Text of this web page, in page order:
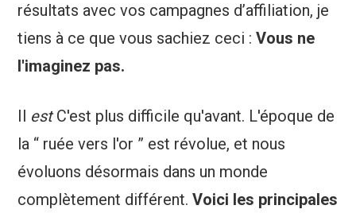
résultats avec vos campagnes d’affiliation, je
tiens à ce que vous sachiez ceci :Vous ne
l'imaginez pas.
Il estC'est plus difficile qu'avant. L'époque de
la “ ruée vers l'or ” est révolue, et nous
évoluons désormais dans un monde
complètement différent.Voici les principales